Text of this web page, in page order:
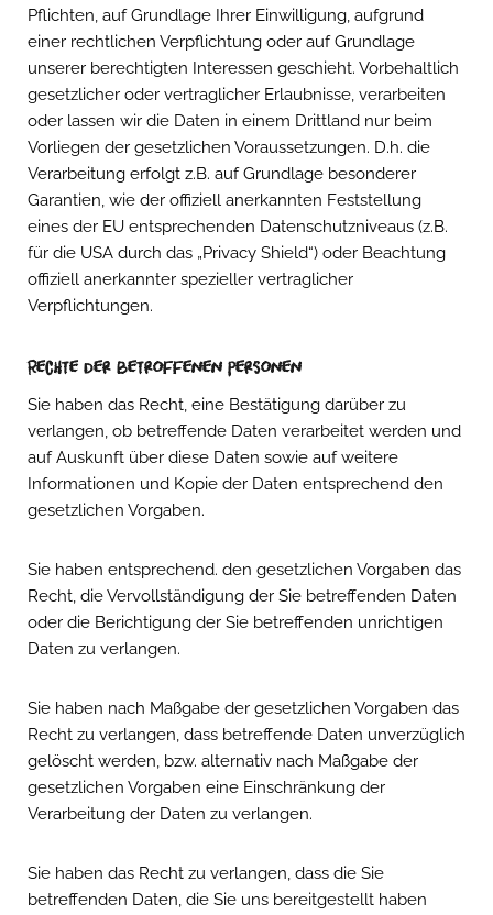
Pflichten, auf Grundlage Ihrer Einwilligung, aufgrund
einer rechtlichen Verpflichtung oder auf Grundlage
unserer berechtigten Interessen geschieht. Vorbehaltlich
gesetzlicher oder vertraglicher Erlaubnisse, verarbeiten
oder lassen wir die Daten in einem Drittland nur beim
Vorliegen der gesetzlichen Voraussetzungen. D.h. die
Verarbeitung erfolgt z.B. auf Grundlage besonderer
Garantien, wie der offiziell anerkannten Feststellung
eines der EU entsprechenden Datenschutzniveaus (z.B.
für die USA durch das „Privacy Shield“) oder Beachtung
offiziell anerkannter spezieller vertraglicher
Verpflichtungen.
Rechte der betroffenen Personen
Sie haben das Recht, eine Bestätigung darüber zu
verlangen, ob betreffende Daten verarbeitet werden und
auf Auskunft über diese Daten sowie auf weitere
Informationen und Kopie der Daten entsprechend den
gesetzlichen Vorgaben.
Sie haben entsprechend. den gesetzlichen Vorgaben das
Recht, die Vervollständigung der Sie betreffenden Daten
oder die Berichtigung der Sie betreffenden unrichtigen
Daten zu verlangen.
Sie haben nach Maßgabe der gesetzlichen Vorgaben das
Recht zu verlangen, dass betreffende Daten unverzüglich
gelöscht werden, bzw. alternativ nach Maßgabe der
gesetzlichen Vorgaben eine Einschränkung der
Verarbeitung der Daten zu verlangen.
Sie haben das Recht zu verlangen, dass die Sie
betreffenden Daten, die Sie uns bereitgestellt haben